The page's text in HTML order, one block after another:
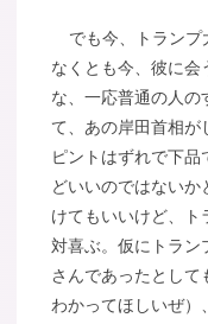
でも今、トラン
なくとも今、彼に会
な、一応普通の人の
て、あの岸田首相が
ピントはずれで下品
どいいのではない
けてもいいけど、ト
対喜ぶ。仮にトラン
さんであったとして
わかってほしいぜ）